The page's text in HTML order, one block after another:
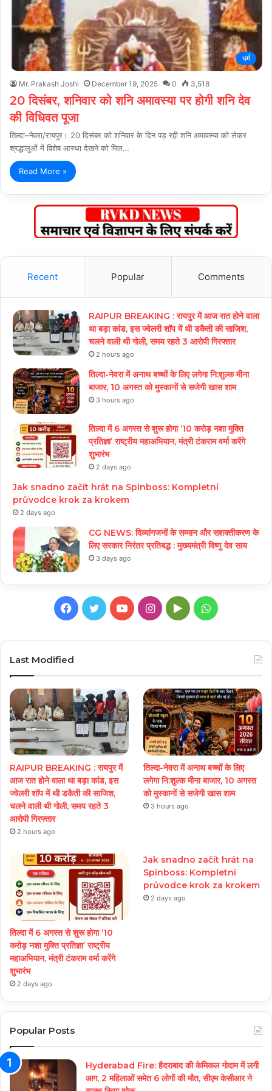
धर्म
Mr. Prakash Joshi December 19, 2025 0 3,518
20 दिसंबर, शनिवार को शनि अमावस्या पर होगी शनि देव
की विधिवत पूजा
तिल्दा–नेवरा/रायपुर। 20 दिसंबर को शनिवार के दिन पड़ रही शनि अमावस्या को लेकर
श्रद्धालुओं में विशेष आस्था देखने को मिल…
Read More »
Recent Popular Comments
RAIPUR BREAKING : रायपुर में आज रात होने वाला
था बड़ा कांड, इस ज्वेलरी शॉप में थी डकैती की साजिश,
चलने वाली थी गोली, समय रहते 3 आरोपी गिरफ्तार
2 hours ago
तिल्दा-नेवरा में अनाथ बच्चों के लिए लगेगा नि:शुल्क मीना
बाजार, 10 अगस्त को मुस्कानों से सजेगी खास शाम
3 hours ago
तिल्दा में 6 अगस्त से शुरू होगा ‘10 करोड़ नशा मुक्ति
प्रतिज्ञा’ राष्ट्रीय महाअभियान, मंत्री टंकराम वर्मा करेंगे
शुभारंभ
2 days ago
Jak snadno začít hrát na Spinboss: Kompletní
průvodce krok za krokem
2 days ago
CG NEWS: दिव्यांगजनों के सम्मान और सशक्तीकरण के
लिए सरकार निरंतर प्रतिबद्ध : मुख्यमंत्री विष्णु देव साय
3 days ago
Facebook
TwitterYouTubeInstagram
GoogleWhatsApp
Last Modified
RAIPUR BREAKING : रायपुर में
आज रात होने वाला था बड़ा कांड, इस
ज्वेलरी शॉप में थी डकैती की साजिश,
चलने वाली थी गोली, समय रहते 3
आरोपी गिरफ्तार
2 hours ago
तिल्दा-नेवरा में अनाथ बच्चों के लिए
लगेगा नि:शुल्क मीना बाजार, 10 अगस्त
को मुस्कानों से सजेगी खास शाम
3 hours ago
तिल्दा में 6 अगस्त से शुरू होगा ‘10
करोड़ नशा मुक्ति प्रतिज्ञा’ राष्ट्रीय
महाअभियान, मंत्री टंकराम वर्मा करेंगे
शुभारंभ
2 days ago
Jak snadno začít hrát na
Spinboss: Kompletní
průvodce krok za krokem
2 days ago
Popular Posts
Hyderabad Fire: हैदराबाद की केमिकल गोदाम में लगी
आग, 2 महिलाओं समेत 6 लोगों की मौत, सीएम केसीआर ने